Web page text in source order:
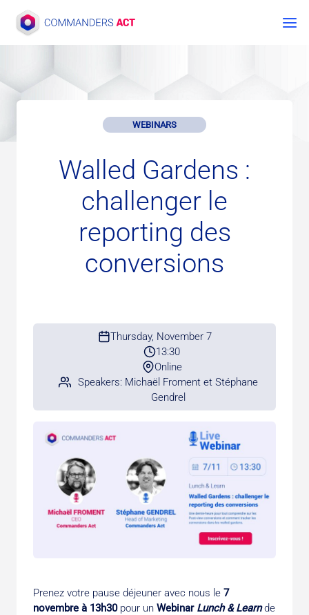
content
WEBINARS
Walled Gardens :
challenger le
reporting des
conversions
Thursday, November 7
13:30
Online
Speakers: Michaël Froment et Stéphane
Gendrel
Prenez votre pause déjeuner avec nous le 7
novembre à 13h30 pour un Webinar Lunch & Learnde